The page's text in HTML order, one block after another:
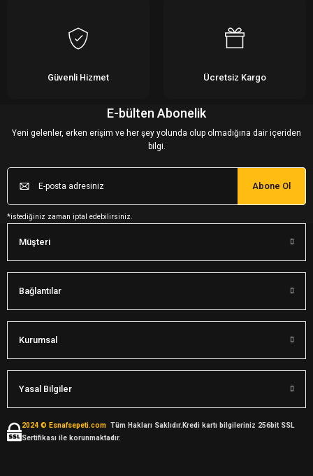
Güvenli Hizmet Ücretsiz Kargo
E-bülten Abonelik
Yeni gelenler, erken erişim ve her şey yolunda olup olmadığına dair içeriden
bilgi.
Abone Ol
*istediğiniz zaman iptal edebilirsiniz.
Müşteri
Bağlantılar
Kurumsal
Yasal Bilgiler
2024 © Esnafsepeti.com Tüm Hakları Saklıdır.Kredi kartı bilgileriniz 256bit SSL
Sertifikası ile korunmaktadır.